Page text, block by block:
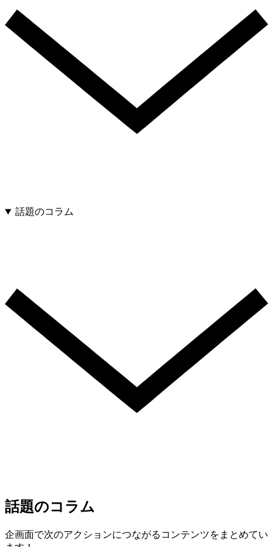
話題のコラム
話題のコラム
企画面で次のアクションにつながるコンテンツをまとめてい